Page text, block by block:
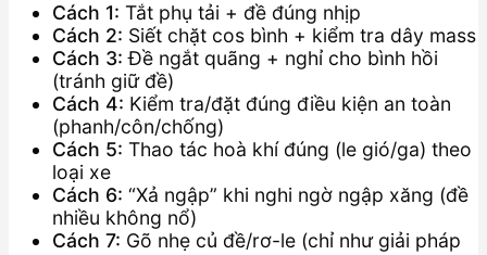
Cách 1: Tắt phụ tải + đề đúng nhịp
Cách 2: Siết chặt cos bình + kiểm tra dây mass
Cách 3: Đề ngắt quãng + nghỉ cho bình hồi
(tránh giữ đề)
Cách 4: Kiểm tra/đặt đúng điều kiện an toàn
(phanh/côn/chống)
Cách 5: Thao tác hoà khí đúng (le gió/ga) theo
loại xe
Cách 6: “Xả ngập” khi nghi ngờ ngập xăng (đề
nhiều không nổ)
Cách 7: Gõ nhẹ củ đề/rơ-le (chỉ như giải pháp